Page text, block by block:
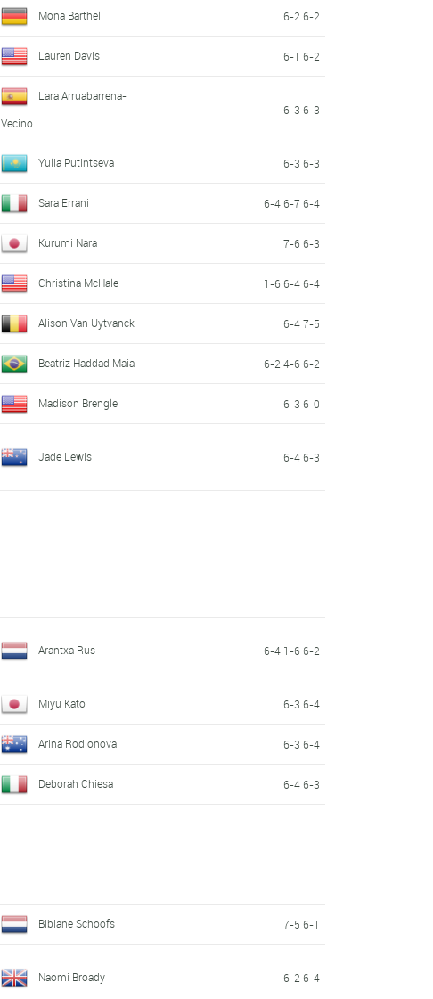
Mona Barthel 6-2 6-2
Lauren Davis 6-1 6-2
Lara Arruabarrena-
Vecino
6-3 6-3
Yulia Putintseva 6-3 6-3
Sara Errani 6-4 6-7 6-4
Kurumi Nara 7-6 6-3
Christina McHale 1-6 6-4 6-4
Alison Van Uytvanck 6-4 7-5
Beatriz Haddad Maia 6-2 4-6 6-2
Madison Brengle 6-3 6-0
Jade Lewis 6-4 6-3
Arantxa Rus 6-4 1-6 6-2
Miyu Kato 6-3 6-4
Arina Rodionova 6-3 6-4
Deborah Chiesa 6-4 6-3
Bibiane Schoofs 7-5 6-1
Naomi Broady 6-2 6-4